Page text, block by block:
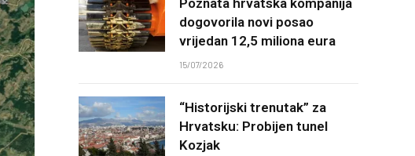
Poznata hrvatska kompanija
dogovorila novi posao
vrijedan 12,5 miliona eura
15/07/2026
“Historijski trenutak” za
Hrvatsku: Probijen tunel
Kozjak